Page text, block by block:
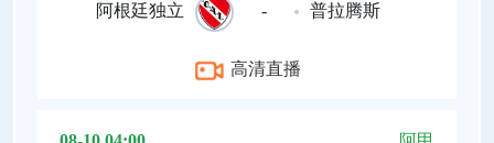
阿根廷独立 - 普拉腾斯
高清直播